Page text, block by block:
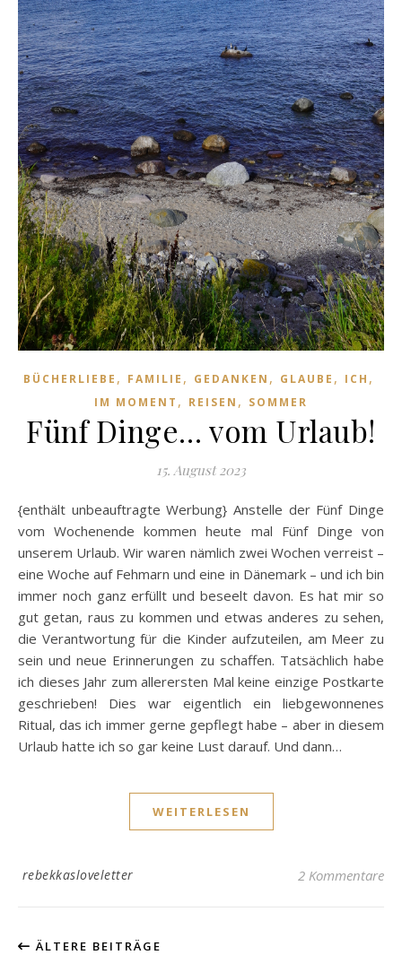
BÜCHERLIEBE , FAMILIE , GEDANKEN , GLAUBE , ICH ,
IM MOMENT , REISEN , SOMMER
Fünf Dinge… vom Urlaub!
15. August 2023
{enthält unbeauftragte Werbung} Anstelle der Fünf Dinge
vom Wochenende kommen heute mal Fünf Dinge von
unserem Urlaub. Wir waren nämlich zwei Wochen verreist –
eine Woche auf Fehmarn und eine in Dänemark – und ich bin
immer noch ganz erfüllt und beseelt davon. Es hat mir so
gut getan, raus zu kommen und etwas anderes zu sehen,
die Verantwortung für die Kinder aufzuteilen, am Meer zu
sein und neue Erinnerungen zu schaffen. Tatsächlich habe
ich dieses Jahr zum allerersten Mal keine einzige Postkarte
geschrieben! Dies war eigentlich ein liebgewonnenes
Ritual, das ich immer gerne gepflegt habe – aber in diesem
Urlaub hatte ich so gar keine Lust darauf. Und dann…
WEITERLESEN
rebekkasloveletter 2 Kommentare
ÄLTERE BEITRÄGE